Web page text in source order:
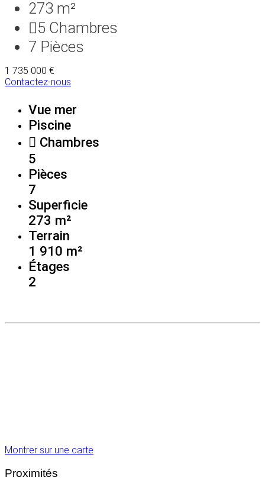
273 m²
5 Chambres
7 Pièces
1 735 000 €
Contactez-nous
Vue mer
Piscine
Chambres
5
Pièces
7
Superficie
273 m²
Terrain
1 910 m²
Étages
2
Montrer sur une carte
Proximités